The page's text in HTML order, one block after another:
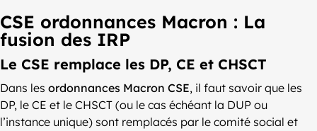
CSE ordonnances Macron : La
fusion des IRP
Le CSE remplace les DP, CE et CHSCT
Dans les ordonnances Macron CSE, il faut savoir que les
DP, le CE et le CHSCT (ou le cas échéant la DUP ou
l’instance unique) sont remplacés par le comité social et